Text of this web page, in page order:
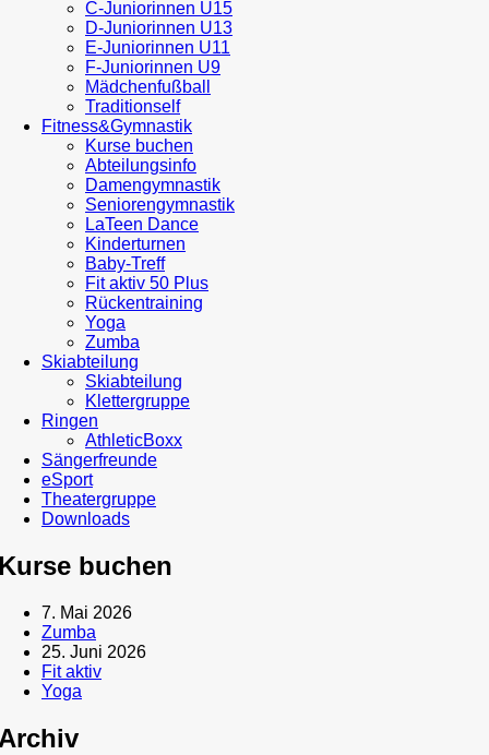
C-Juniorinnen U15
D-Juniorinnen U13
E-Juniorinnen U11
F-Juniorinnen U9
Mädchenfußball
Traditionself
Fitness&Gymnastik
Kurse buchen
Abteilungsinfo
Damengymnastik
Seniorengymnastik
LaTeen Dance
Kinderturnen
Baby-Treff
Fit aktiv 50 Plus
Rückentraining
Yoga
Zumba
Skiabteilung
Skiabteilung
Klettergruppe
Ringen
AthleticBoxx
Sängerfreunde
eSport
Theatergruppe
Downloads
buchen
7. Mai 2026
Zumba
25. Juni 2026
Fit aktiv
Yoga